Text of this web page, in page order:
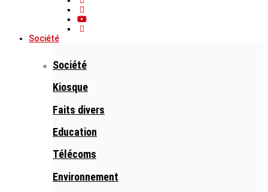
Société
Société
Kiosque
Faits divers
Education
Télécoms
Environnement